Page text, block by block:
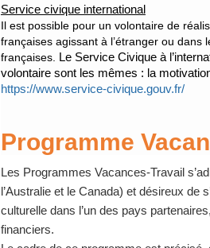
Service civique international
Il est possible pour un volontaire de
françaises agissant à l’étranger ou
françaises.
Le Service Civique à
volontaire sont les mêmes : la
https://www.service-civique.gouv.fr/
Programme
Les Programmes Vacances-Travail
l’Australie et le Canada) et désireux de
culturelle dans l’un des pays
financiers.